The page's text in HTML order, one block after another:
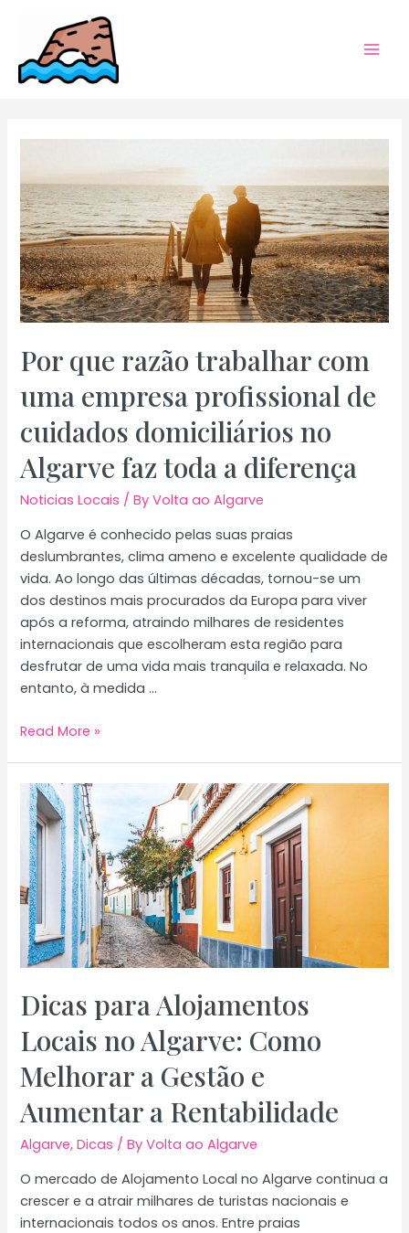
content
Por que razão trabalhar com
uma empresa profissional de
cuidados domiciliários no
Algarve faz toda a diferença
Noticias Locais / ByVolta ao Algarve
O Algarve é conhecido pelas suas praias
deslumbrantes, clima ameno e excelente qualidade de
vida. Ao longo das últimas décadas, tornou-se um
dos destinos mais procurados da Europa para viver
após a reforma, atraindo milhares de residentes
internacionais que escolheram esta região para
desfrutar de uma vida mais tranquila e relaxada. No
entanto, à medida …
Por
trabalhar
com
uma
empresa
profissional
de
cuidados
domiciliários
no
Algarve
faz
toda
diferença
Read More »
Dicas para Alojamentos
Locais no Algarve: Como
Melhorar a Gestão e
Aumentar a Rentabilidade
Algarve,Dicas / ByVolta ao Algarve
O mercado de Alojamento Local no Algarve continua a
crescer e a atrair milhares de turistas nacionais e
internacionais todos os anos. Entre praias